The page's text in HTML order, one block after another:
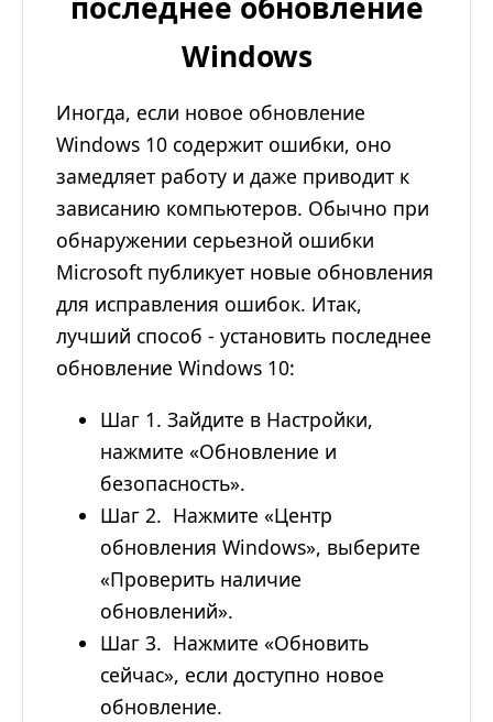
последнее обновление
Windows
Иногда, если новое обновление
Windows 10 содержит ошибки, оно
замедляет работу и даже приводит к
зависанию компьютеров. Обычно при
обнаружении серьезной ошибки
Microsoft публикует новые обновления
для исправления ошибок. Итак,
лучший способ - установить последнее
обновление Windows 10:
Шаг 1. Зайдите в Настройки,
нажмите «Обновление и
безопасность».
Шаг 2. Нажмите «Центр
обновления Windows», выберите
«Проверить наличие
обновлений».
Шаг 3. Нажмите «Обновить
сейчас», если доступно новое
обновление.